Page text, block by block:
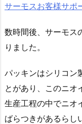
サーモスお客様サポ
数時間後、サーモス
りました。
パッキンはシリコン
とがあり、このニオ
生産工程の中でニオ
ばらつきがあるらし